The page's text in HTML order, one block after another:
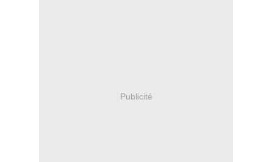
Publicité